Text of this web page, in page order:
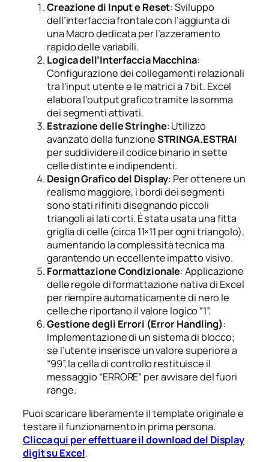
Creazione di Input e Reset: Sviluppo
dell’interfaccia frontale con l’aggiunta di
una Macro dedicata per l’azzeramento
rapido delle variabili.
Logica dell’Interfaccia Macchina:
Configurazione dei collegamenti relazionali
tra l’input utente e le matrici a 7 bit. Excel
elabora l’output grafico tramite la somma
dei segmenti attivati.
Estrazione delle Stringhe: Utilizzo
avanzato della funzioneSTRINGA.ESTRAI
per suddividere il codice binario in sette
celle distinte e indipendenti.
Design Grafico del Display: Per ottenere un
realismo maggiore, i bordi dei segmenti
sono stati rifiniti disegnando piccoli
triangoli ai lati corti. È stata usata una fitta
griglia di celle (circa 11×11 per ogni triangolo),
aumentando la complessità tecnica ma
garantendo un eccellente impatto visivo.
Formattazione Condizionale: Applicazione
delle regole di formattazione nativa di Excel
per riempire automaticamente di nero le
celle che riportano il valore logico “1”.
Gestione degli Errori (Error Handling):
Implementazione di un sistema di blocco;
se l’utente inserisce un valore superiore a
“99”, la cella di controllo restituisce il
messaggio “ERRORE” per avvisare del fuori
range.
Puoi scaricare liberamente il template originale e
testare il funzionamento in prima persona.
Clicca qui per effettuare il download del Display
digit su Excel.